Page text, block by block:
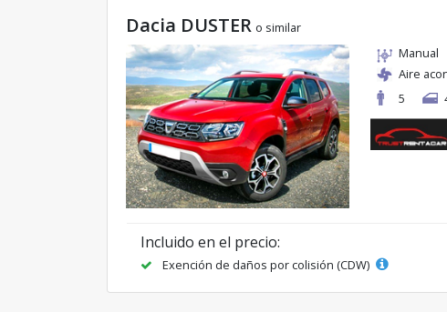
Dacia DUSTER o similar
Manual
Aire
5
Incluido en el precio:
Exención de daños por colisión (CDW)